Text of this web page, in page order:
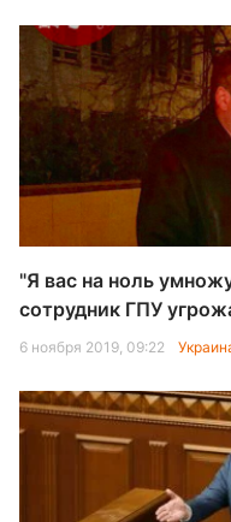
"Я вас на ноль
сотрудник ГПУ
6 ноября 2019, 09:22